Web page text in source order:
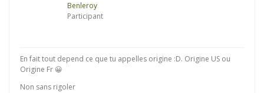
Benleroy
Participant
En fait tout depend ce que tu appelles origine :D. Origine US ou
Origine Fr 😀
Non sans rigoler